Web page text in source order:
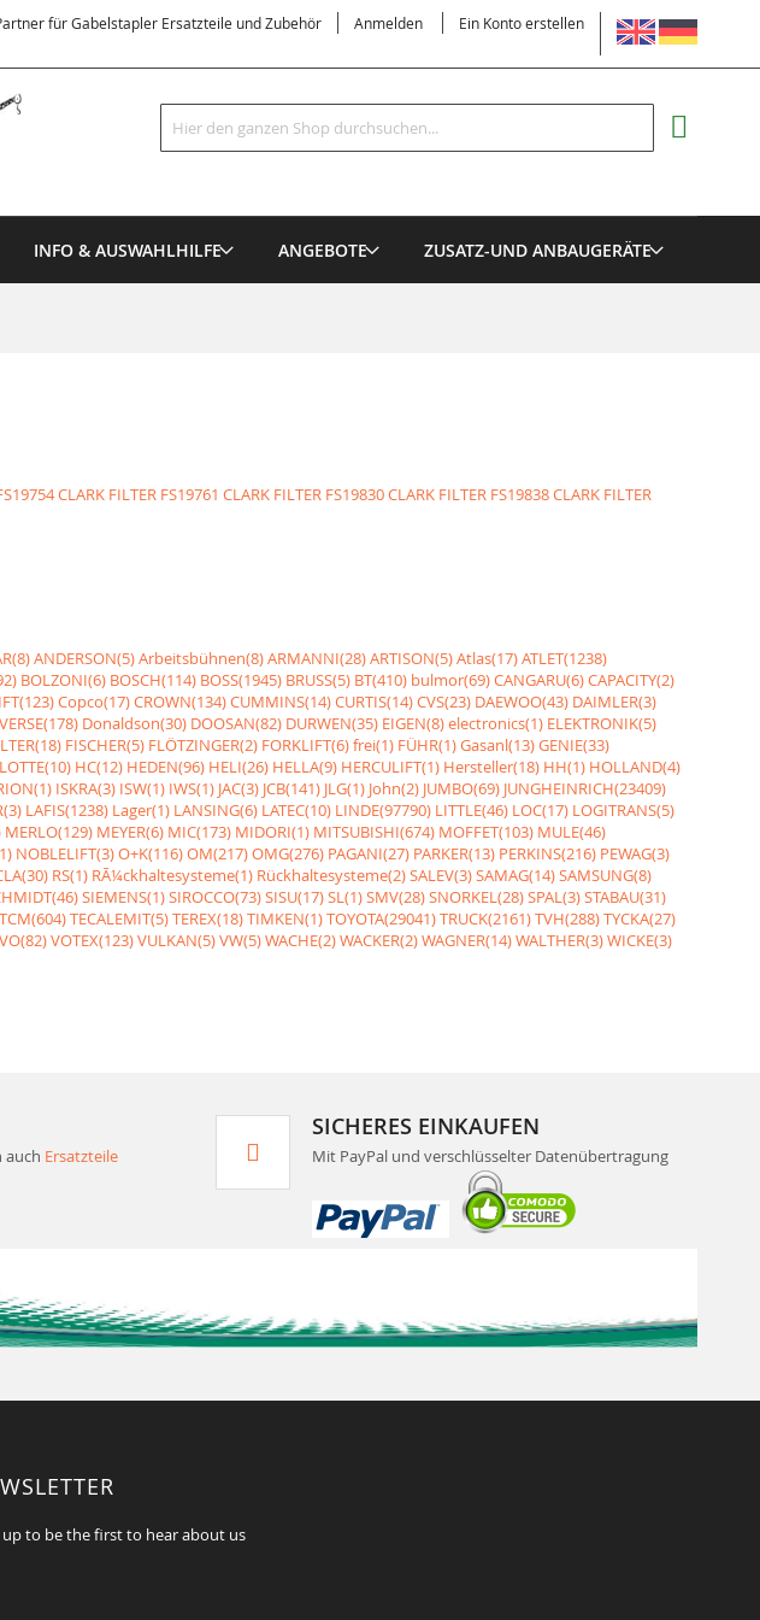
SPRACHE
für Gabelstapler Ersatzteile und Zubehör Anmelden Ein Konto erstellen
Suche
Suche
INFO & AUSWAHLHILFE ANGEBOTE ZUSATZ-UND ANBAUGERÄTE
CLARK FILTER FS19761 CLARK FILTER FS19830 CLARK FILTER FS19838 CLARK FILTER
ANDERSON(5)Arbeitsbühnen(8)ARMANNI(28)ARTISON(5)Atlas(17)ATLET(1238)
BOLZONI(6) BOSCH(114) BOSS(1945) BRUSS(5) BT(410) bulmor(69)CANGARU(6)CAPACITY(2)
Copco(17)CROWN(134)CUMMINS(14)CURTIS(14)CVS(23) DAEWOO(43) DAIMLER(3)
Donaldson(30) DOOSAN(82) DURWEN(35) EIGEN(8)electronics(1) ELEKTRONIK(5)
FISCHER(5) FLÖTZINGER(2) FORKLIFT(6)frei(1) FÜHR(1)Gasanl(13)GENIE(33)
HC(12) HEDEN(96) HELI(26) HELLA(9) HERCULIFT(1) Hersteller(18) HH(1) HOLLAND(4)
ISKRA(3) ISW(1) IWS(1) JAC(3) JCB(141) JLG(1) John(2) JUMBO(69) JUNGHEINRICH(23409)
LAFIS(1238) Lager(1) LANSING(6) LATEC(10) LINDE(97790) LITTLE(46) LOC(17) LOGITRANS(5)
MERLO(129) MEYER(6) MIC(173) MIDORI(1) MITSUBISHI(674) MOFFET(103) MULE(46)
NOBLELIFT(3)O+K(116)OM(217)OMG(276) PAGANI(27) PARKER(13) PERKINS(216) PEWAG(3)
RS(1) RÃ¼ckhaltesysteme(1) Rückhaltesysteme(2)SALEV(3)SAMAG(14)SAMSUNG(8)
SIEMENS(1)SIROCCO(73)SISU(17)SL(1)SMV(28)SNORKEL(28)SPAL(3)STABAU(31)
TCM(604)TECALEMIT(5)TEREX(18)TIMKEN(1)TOYOTA(29041)TRUCK(2161)TVH(288)TYCKA(27)
VOTEX(123)VULKAN(5)VW(5)WACHE(2)WACKER(2)WAGNER(14)WALTHER(3)WICKE(3)
auch Ersatzteile
SICHERES EINKAUFEN
Mit PayPal und verschlüsselter Datenübertragung
up to be the first to hear about us